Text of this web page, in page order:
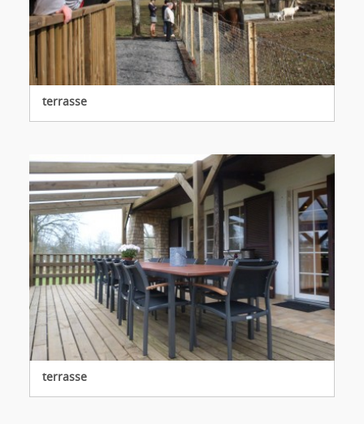
terrasse
terrasse